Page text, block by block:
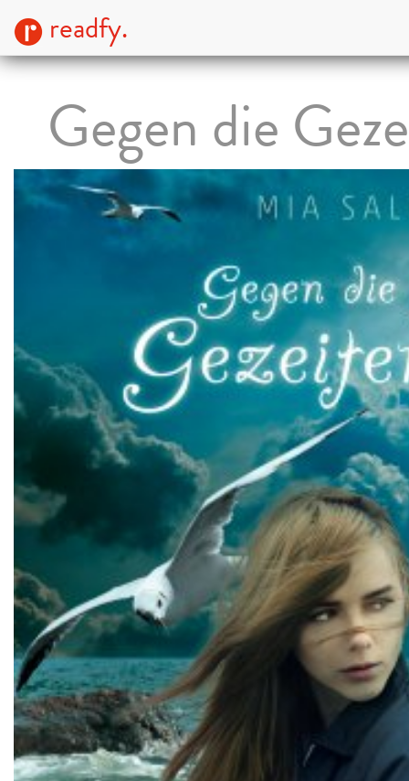
readfy.
Gegen die